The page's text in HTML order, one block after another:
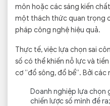
môn hoặc các sáng kiến
một thách thức quan trọng
pháp công nghệ hiệu quả.
Thực tế, việc lựa chọn sai
số có thể khiến nỗ lực và
cơ “đổ sông, đổ bể”. Bởi các
Doanh nghiệp lựa chọn
chiến lược số mình đề ra;